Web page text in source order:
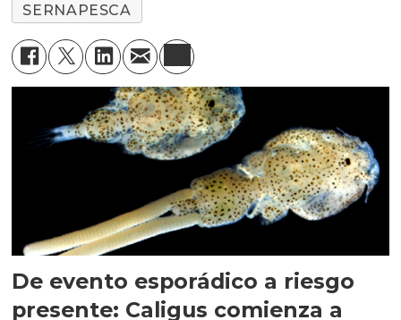
SERNAPESCA
De evento esporádico a riesgo
presente: Caligus comienza a